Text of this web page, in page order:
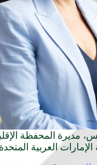
مديرة المحفظة
العربية المتحدة